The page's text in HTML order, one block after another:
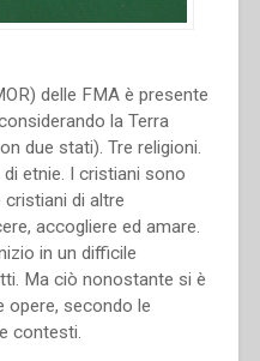
delle FMA è presente
la Terra
due stati). Tre religioni.
etnie. I cristiani sono
di altre
accogliere ed amare.
in un difficile
Ma ciò nonostante si è
opere, secondo le
contesti.